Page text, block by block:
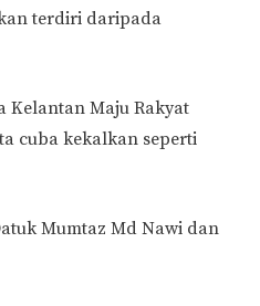
terdiri daripada
Kelantan Maju Rakyat
cuba kekalkan seperti
Mumtaz Md Nawi dan